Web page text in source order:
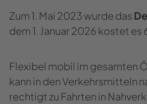
Zum 1. Mai 2023 wurde das
dem 1. Ja­nu­ar 2026 kos­tet
Fle­xi­bel mobil im ge­sam­ten
kann in den Ver­kehrs­mit­teln
rech­tigt zu Fahr­ten in